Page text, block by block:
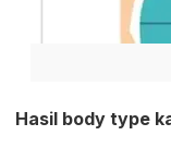
Hasil body type